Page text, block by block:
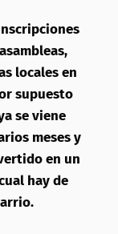
locales en
supuesto
se viene
meses y
en un
hay de